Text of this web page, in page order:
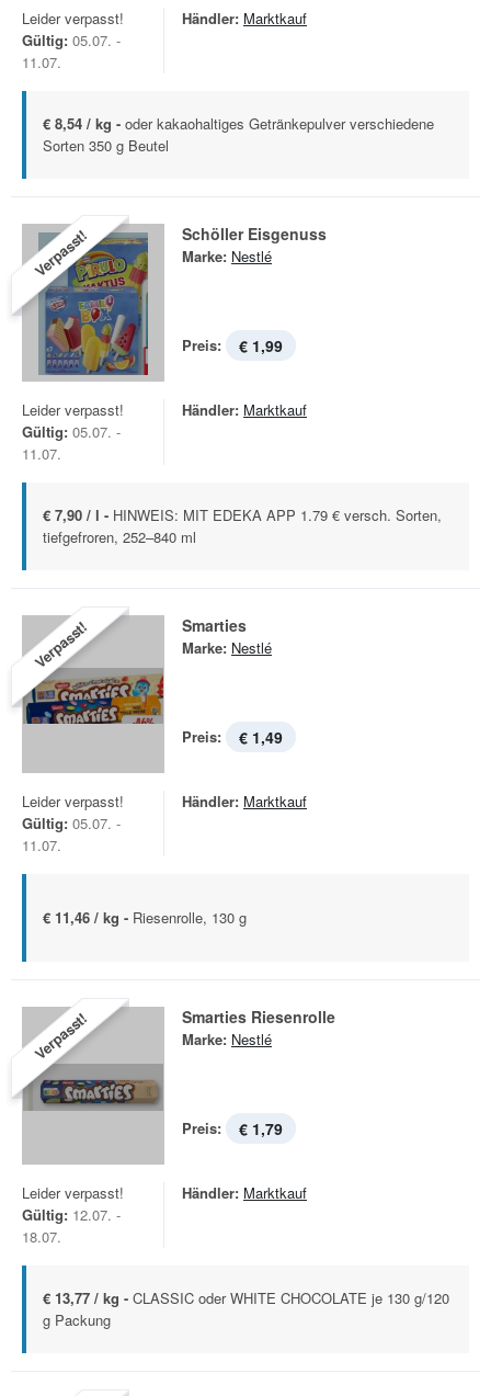
Leider verpasst!
Gültig: 05.07. -
11.07.
Händler: Marktkauf
€ 8,54 / kg - oder kakaohaltiges Getränkepulver verschiedene
Sorten 350 g Beutel
Verpasst! Schöller Eisgenuss
Marke: Nestlé
Preis: € 1,99
Leider verpasst!
Gültig: 05.07. -
11.07.
Händler: Marktkauf
€ 7,90 / l - HINWEIS: MIT EDEKA APP 1.79 € versch. Sorten,
tiefgefroren, 252–840 ml
Verpasst! Smarties
Marke: Nestlé
Preis: € 1,49
Leider verpasst!
Gültig: 05.07. -
11.07.
Händler: Marktkauf
€ 11,46 / kg - Riesenrolle, 130 g
Verpasst! Smarties Riesenrolle
Marke: Nestlé
Preis: € 1,79
Leider verpasst!
Gültig: 12.07. -
18.07.
Händler: Marktkauf
€ 13,77 / kg - CLASSIC oder WHITE CHOCOLATE je 130 g/120
g Packung